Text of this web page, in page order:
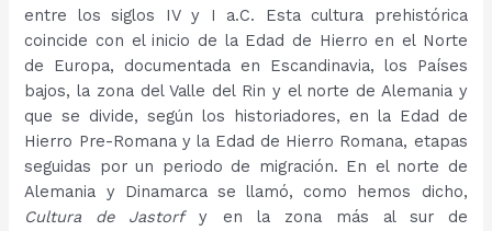
entre los siglos IV y I a.C. Esta cultura prehistórica
coincide con el inicio de la Edad de Hierro en el Norte
de Europa, documentada en Escandinavia, los Países
bajos, la zona del Valle del Rin y el norte de Alemania y
que se divide, según los historiadores, en la Edad de
Hierro Pre-Romana y la Edad de Hierro Romana, etapas
seguidas por un periodo de migración. En el norte de
Alemania y Dinamarca se llamó, como hemos dicho,
Cultura de Jastorfy en la zona más al sur de